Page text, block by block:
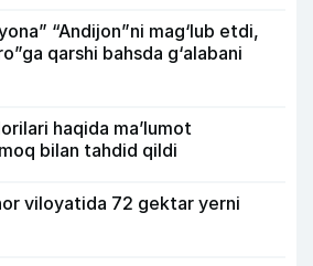
“Andijon”ni mag‘lub etdi,
qarshi bahsda g‘alabani
haqida ma’lumot
bilan tahdid qildi
viloyatida 72 gektar yerni